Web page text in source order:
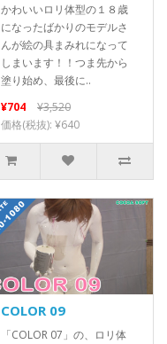
かわいいロリ体型の１８歳
になったばかりのモデルさ
んが絵の具まみれになって
しまいます！！つま先から
塗り始め、最後に..
¥704
¥3,520
価格(税抜): ¥640
COLOR 09
「COLOR 07」の、ロリ体